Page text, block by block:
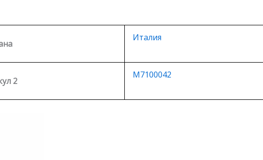
Италия
2
M7100042